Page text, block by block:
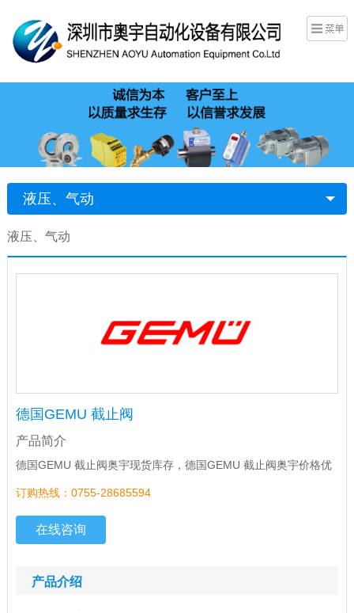
液压、气动
液压、气动
德国GEMU 截止阀
产品简介
德国GEMU 截止阀奥宇现货库存，德国GEMU 截止阀奥宇价格优
订购热线：0755-28685594
在线咨询
产品介绍